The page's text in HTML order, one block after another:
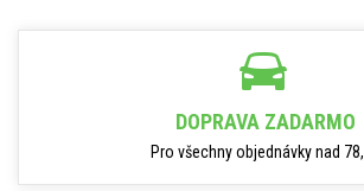
DOPRAVA ZADARMO
Pro všechny objednávky nad